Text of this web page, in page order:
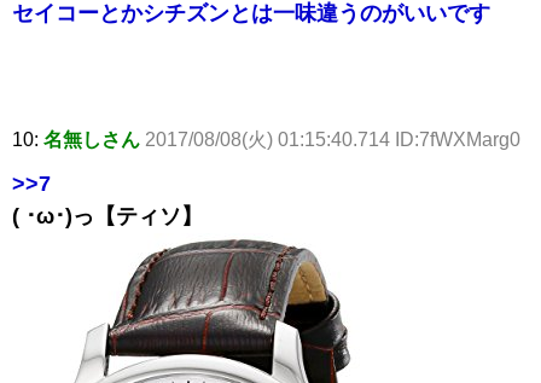
セイコーとかシチズンとは一味違うのがいいです
10: 名無しさん 2017/08/08(火) 01:15:40.714 ID:7fWXMarg0
>>7
( ･ω･)っ【ティソ】